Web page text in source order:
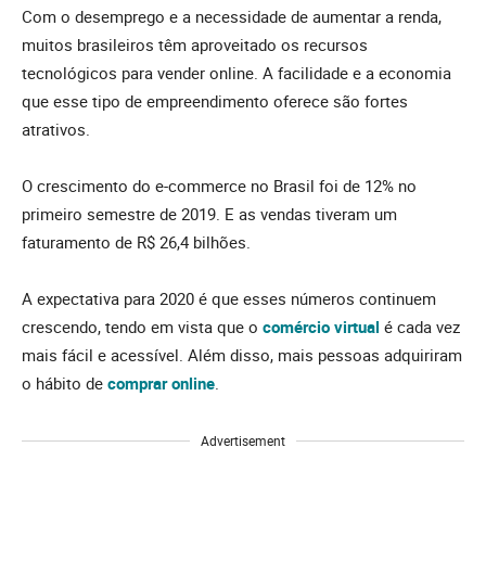
Com o desemprego e a necessidade de aumentar a renda,
muitos brasileiros têm aproveitado os recursos
tecnológicos para vender online. A facilidade e a economia
que esse tipo de empreendimento oferece são fortes
atrativos.
O crescimento do e-commerce no Brasil foi de 12% no
primeiro semestre de 2019. E as vendas tiveram um
faturamento de R$ 26,4 bilhões.
A expectativa para 2020 é que esses números continuem
crescendo, tendo em vista que o comércio virtual é cada vez
mais fácil e acessível. Além disso, mais pessoas adquiriram
o hábito de comprar online
Advertisement